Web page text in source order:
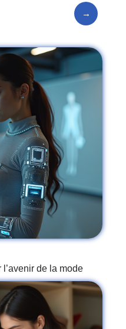
l’avenir de la mode